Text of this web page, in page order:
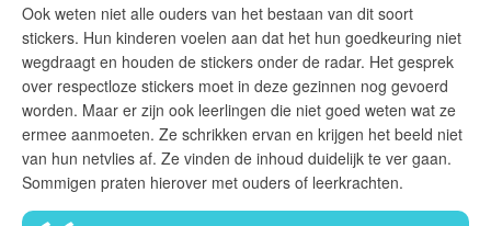
Ook weten niet alle ouders van het bestaan van dit soort
stickers. Hun kinderen voelen aan dat het hun goedkeuring niet
wegdraagt en houden de stickers onder de radar. Het gesprek
over respectloze stickers moet in deze gezinnen nog gevoerd
worden. Maar er zijn ook leerlingen die niet goed weten wat ze
ermee aanmoeten. Ze schrikken ervan en krijgen het beeld niet
van hun netvlies af. Ze vinden de inhoud duidelijk te ver gaan.
Sommigen praten hierover met ouders of leerkrachten.